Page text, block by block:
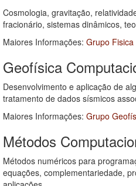
Cosmologia, gravitação,
fracionário, sistemas dinâmicos,
Maiores Informações: Grupo
Geofísica
Desenvolvimento e aplicação de
tratamento de dados sísmicos
Maiores Informações: Grupo
Métodos
Métodos numéricos para
equações, complementariedade,